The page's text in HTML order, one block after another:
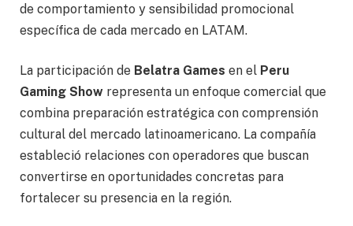
de comportamiento y sensibilidad promocional
específica de cada mercado en LATAM.
La participación de Belatra Games en el Peru
Gaming Show representa un enfoque comercial que
combina preparación estratégica con comprensión
cultural del mercado latinoamericano. La compañía
estableció relaciones con operadores que buscan
convertirse en oportunidades concretas para
fortalecer su presencia en la región.